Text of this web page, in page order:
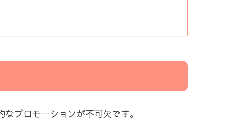
プロモーションが不可欠です。